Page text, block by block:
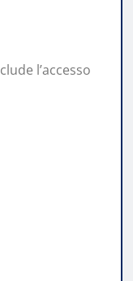
l’accesso